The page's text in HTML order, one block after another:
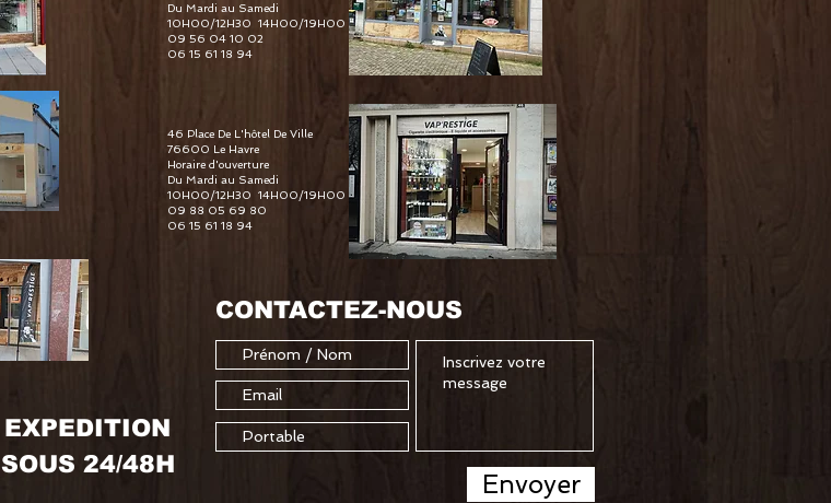
Du Mardi au Samedi
10H00/12H30 14H00/19H00
09 56 04 10 02
06 15 61 18 94
46 Place De L'hôtel De Ville
76600 Le Havre
Horaire d'ouverture
Du Mardi au Samedi
10H00/12H30 14H00/19H00
09 88 05 69 80
06 15 61 18 94
EXPEDITION
SOUS 24/48H
CONTACTEZ-NOUS
Envoyer